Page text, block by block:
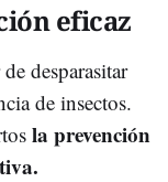
eficaz
desparasitar
de insectos.
la prevención